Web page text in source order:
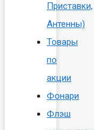
Приставки,
Антенны)
Товары
по
акции
Фонари
Флэш